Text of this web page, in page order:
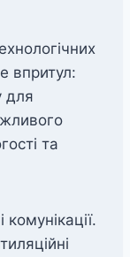
впритул:
для
та